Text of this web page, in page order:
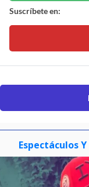
Suscríbete en:
Espectáculos Y